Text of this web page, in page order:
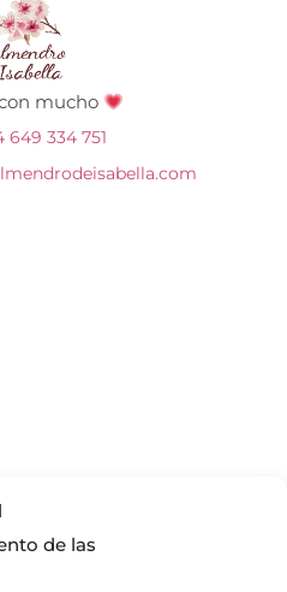
de las
mucho
649 334 751